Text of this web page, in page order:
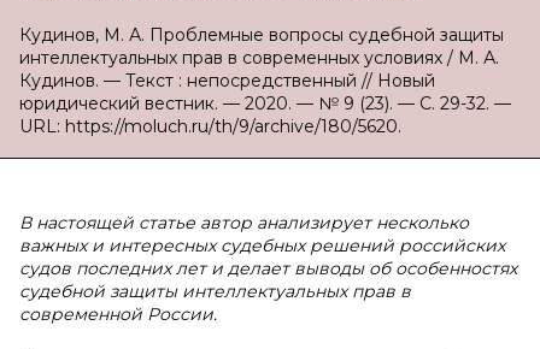
Кудинов, М. А. Проблемные вопросы судебной защиты
интеллектуальных прав в современных условиях / М. А.
Кудинов. — Текст : непосредственный // Новый
юридический вестник. — 2020. — № 9 (23). — С. 29-32. —
URL: https://moluch.ru/th/9/archive/180/5620.
В настоящей статье автор анализирует несколько
важных и интересных судебных решений российских
судов последних лет и делает выводы об особенностях
судебной защиты интеллектуальных прав в
современной России.